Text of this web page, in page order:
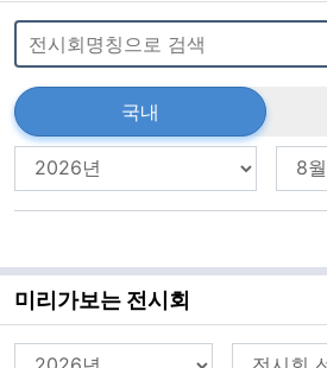
국내
미리가보는 전시회